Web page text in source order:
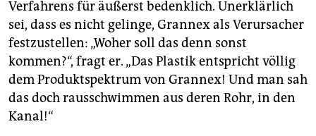
Verfahrens für äußerst bedenklich. Unerklärlich
sei, dass es nicht gelinge, Grannex als Verursacher
festzustellen: „Woher soll das denn sonst
kommen?“, fragt er. „Das Plastik entspricht völlig
dem Produktspektrum von Grannex! Und man sah
das doch raus­schwimmen aus deren Rohr, in den
Kanal!“